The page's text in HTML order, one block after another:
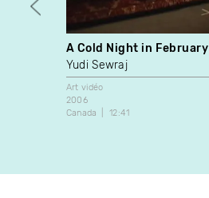
A Cold Night in February
Yudi Sewraj
Art vidéo
2006
Canada
12:41